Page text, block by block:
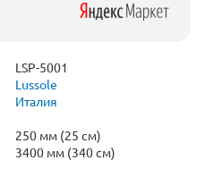
LSP-5001
Lussole
Италия
250 мм (25 см)
3400 мм (340 см)